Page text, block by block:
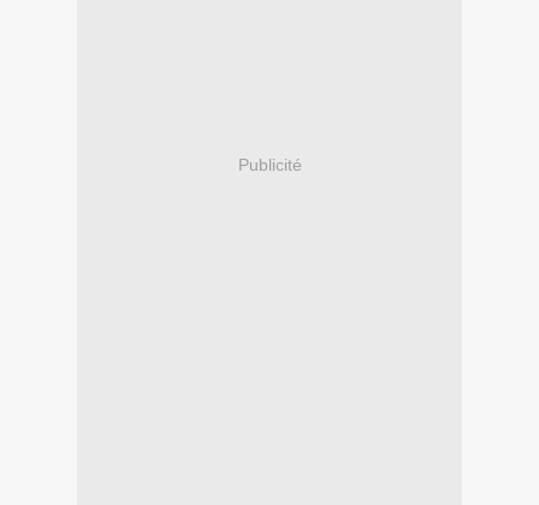
Publicité